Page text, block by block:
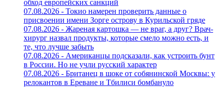
обход европейских санкций
07.08.2026 - Токио намерен проверить данные о
присвоении имени Зорге острову в Курильской гряде
07.08.2026 - Жареная картошка — не враг, а друг? Врач-
хирург назвал продукты, которые смело можно есть, и
те, что лучше забыть
07.08.2026 - Американцы подсказали, как устроить бунт
в России. Но не учли русский характер
07.08.2026 - Британец в шоке от собянинской Москвы: у
релокантов в Ереване и Тбилиси бомбануло